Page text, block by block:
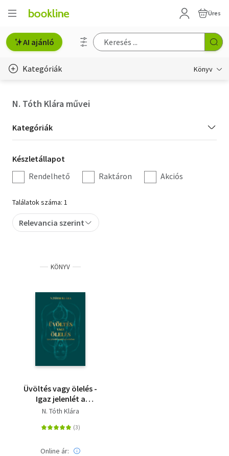
Üres
AI ajánló
Kategóriák Könyv
Hobbi, szabadidő
Irodalom
Művészet
Szakkönyv
Tankönyv, segédkönyv
Társadalomtudomány
Természettudomány
Történelem
N. Tóth Klára művei
Kategória
szűrés
Kategóriák
Készletállapot
szűrés
Készletállapot
Rendelhető
Raktáron Akciós
Találatok száma: 1
Relevancia szerint
KÖNYV
Üvöltés vagy ölelés -
Igaz jelenlét a
párkapcsolatban
N. Tóth Klára
Online ár: